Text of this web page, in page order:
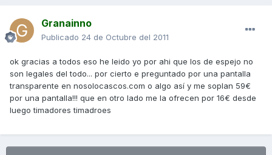
Granainno
Publicado 24 de Octubre del 2011
ok gracias a todos eso he leido yo por ahi que los de espejo no
son legales del todo... por cierto e preguntado por una pantalla
transparente en nosolocascos.com o algo así y me soplan 59€
por una pantalla!!! que en otro lado me la ofrecen por 16€ desde
luego timadores timadroes